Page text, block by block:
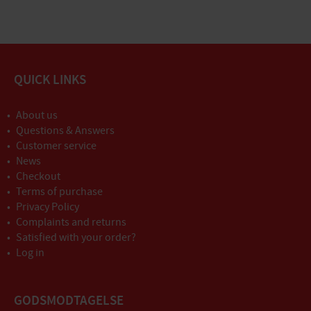
QUICK LINKS
About us
Questions & Answers
Customer service
News
Checkout
Terms of purchase
Privacy Policy
Complaints and returns
Satisfied with your order?
Log in
GODSMODTAGELSE